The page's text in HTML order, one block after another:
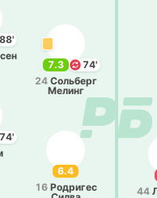
7.3
74'
24 Со­льберг
Мелинг
88'
6.4
16 Ро­дри­гес
74'
44